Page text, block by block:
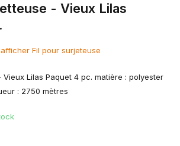
- Vieux Lilas
Fil pour surjeteuse
Lilas Paquet 4 pc. matière : polyester
: 2750 mètres